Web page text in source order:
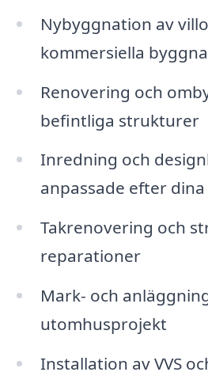
Nybyggnation av
kommersiella
Renovering och
befintliga strukturer
Inredning och
anpassade efter
Takrenovering och
reparationer
Mark- och
utomhusprojekt
Installation av VVS